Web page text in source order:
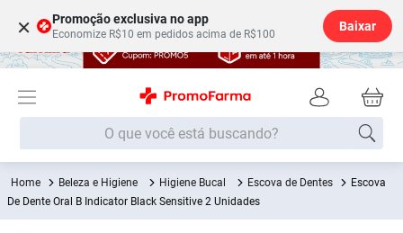
× Promoção exclusiva no app
Economize R$10 em pedidos acima de R$100
Baixar
O que você está buscando?
Beleza e Higiene Higiene Bucal Escova de Dentes
Escova
De Dente Oral B Indicator Black Sensitive 2 Unidades
Termos mais buscados
1º Fralda